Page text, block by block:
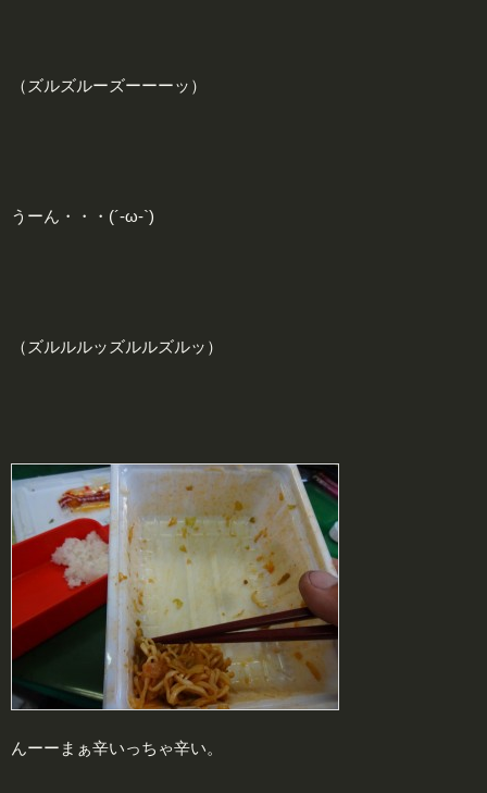
（ズルズルーズーーーッ）
うーん・・・(´-ω-`)
（ズルルルッズルルズルッ）
んーーまぁ辛いっちゃ辛い。